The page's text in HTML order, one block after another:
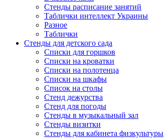
Стенды расписание занятий
Таблички интеллект Украины
Разное
Таблички
Стенды для детского сада
Списки для горшков
Списки на кроватки
Списки на полотенца
Списки на шкафы
Список на столы
Стенд дежурства
Стенд для погоды
Стенды в музыкальный зал
Стенды визитки
Стенды для кабинета физкультуры